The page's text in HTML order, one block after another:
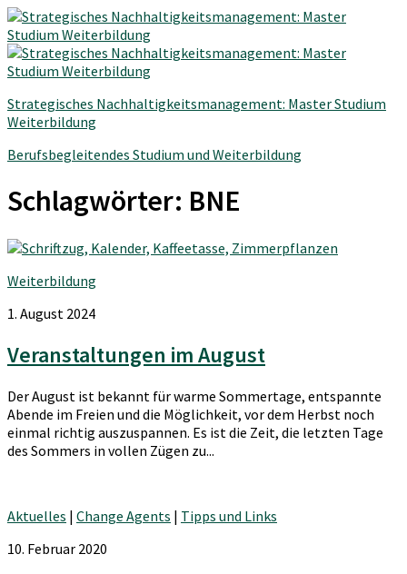
Strategisches Nachhaltigkeitsmanagement: Master Studium
Weiterbildung
Berufsbegleitendes Studium und Weiterbildung
Schlagwörter: BNE
Weiterbildung
1. August 2024
Veranstaltungen im August
Der August ist bekannt für warme Sommertage, entspannte
Abende im Freien und die Möglichkeit, vor dem Herbst noch
einmal richtig auszuspannen. Es ist die Zeit, die letzten Tage
des Sommers in vollen Zügen zu...
Aktuelles | Change Agents | Tipps und Links
10. Februar 2020